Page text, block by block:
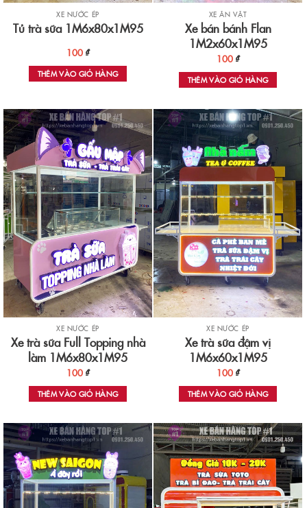
XE NƯỚC ÉP
Tủ trà sữa 1M6x80x1M95
100 ₫
THÊM VÀO GIỎ HÀNG
XE ĂN VẶT
Xe bán bánh Flan
1M2x60x1M95
100 ₫
THÊM VÀO GIỎ HÀNG
XE NƯỚC ÉP
Xe trà sữa Full Topping nhà
làm 1M6x80x1M95
100 ₫
THÊM VÀO GIỎ HÀNG
XE NƯỚC ÉP
Xe trà sữa đậm vị
1M6x60x1M95
100 ₫
THÊM VÀO GIỎ HÀNG